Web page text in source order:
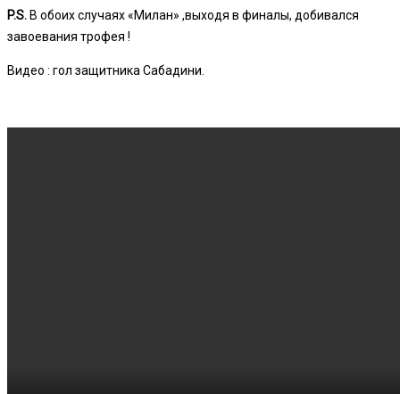
P.S. В обоих случаях «Милан» ,выходя в финалы, добивался
завоевания трофея !
Видео : гол защитника Сабадини.